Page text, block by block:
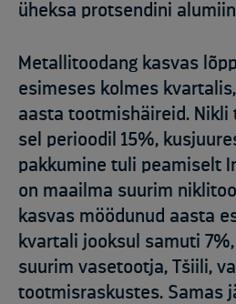
üheksa protsendini
Metallitoodang kasvas
esimeses kolmes
aasta tootmishäireid. Nikli
sel perioodil 15%,
pakkumine tuli peamiselt
on maailma suurim
kasvas möödunud aasta
kvartali jooksul samuti
suurim vasetootja, Tšiili,
tootmisraskustes. Samas